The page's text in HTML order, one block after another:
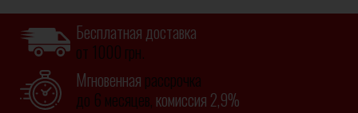
Бесплатная доставка
от 1000 грн.
Мгновенная рассрочка
до 6 месяцев, комиссия 2,9%